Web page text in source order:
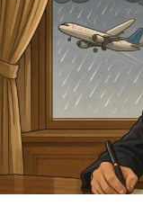
Meta
Accedi
Feed dei contenuti
Feed dei commenti
WordPress.org